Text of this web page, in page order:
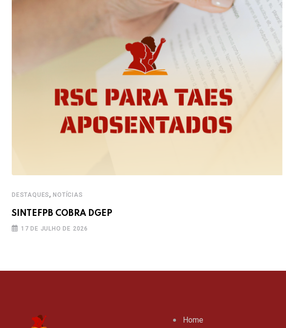
DESTAQUES,NOTÍCIAS
SINTEFPB COBRA DGEP
17 DE JULHO DE 2026
Home